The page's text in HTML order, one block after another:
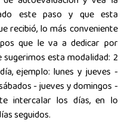
este paso y que esta
recibió, lo más conveniente
que le va a dedicar por
esta modalidad: 2
ejemplo: lunes y jueves -
- jueves y domingos -
intercalar los días, en lo
seguidos.